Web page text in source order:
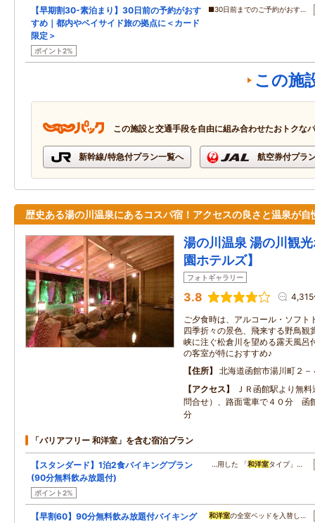
【早期割30-素泊まり】30日前の予約がおす
すめ｜都内やベイサイド旅の拠点に＜カード
限定＞
ポイント2%
■30日前までのご予約がおす…
この施
この施設と交通手段を自由に組み合わせたおトクな
新幹線/特急付プラン一覧へ 航空券付プラ
歴史ある湯の川温泉にあるコスパ宿！アクセスの良さと温泉が自
湯の川温泉 湯の川観
園ホテルズ】
フォトギャラリー
3.8 4,315
ご夕食時は、アルコール・ソフ
四季折々の景色、飛来する野鳥観
峡に注ぐ松倉川を望める露天風呂
の客室が特におすすめ♪
住所
北海道函館市湯川町２－
アクセス
ＪＲ函館駅より無
問合せ）、路面電車で４０分 函
分
「バリアフリー 和洋室」を含む宿泊プラン
【スタンダード】1泊2食バイキングプラン
(90分無料飲み放題付)
ポイント2%
…用した 「和洋室タイプ」…
【早割60】90分無料飲み放題付バイキング
和洋室の全室ベッドを入替し…